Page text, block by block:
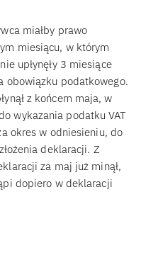
miałby prawo
miesiącu, w którym
upłynęły 3 miesiące
obowiązku podatkowego.
z końcem maja, w
wykazania podatku VAT
okres w odniesieniu, do
deklaracji. Z
za maj już minął,
dopiero w deklaracji